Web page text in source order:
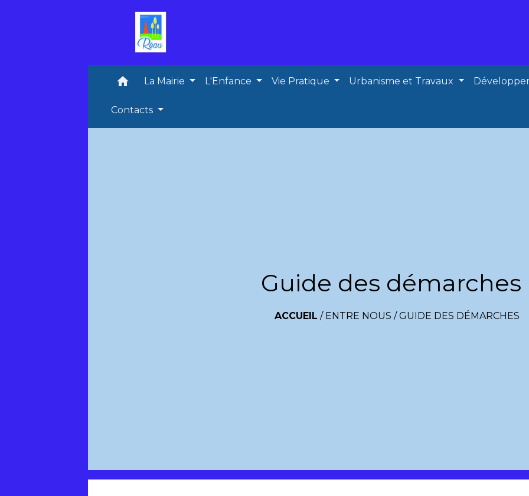
home La Mairie L'Enfance Vie Pratique Urbanisme et Travaux
Contacts
Guide des démarches
ACCUEIL / ENTRE NOUS /GUIDE DES DÉMARCHES